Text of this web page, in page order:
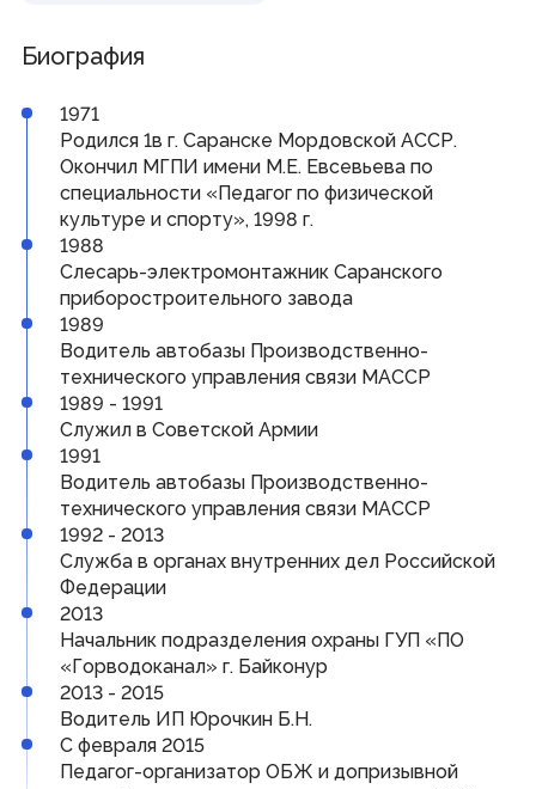
Почетная Грамота Государственного Собрания
Благодарность Председателя Государственного
Собрания
Знак за заслуги в развитии законодательства и
парламентаризма
Информация
Противодействие коррупции
Кадровое обеспечение
Информационные и аналитические материалы
Доклад о состоянии законодательства
Законодательные органы ПФО
Публичные слушания
Молодежный парламент
Гражданам
Виртуальная приемная
Контакты
Трансляции заседаний
Полезные ресурсы
Органы власти
Федеральные органы государственной власти
Органы государственной власти РМ
Биография
1971
Родился 1в г. Саранске Мордовской АССР.
Окончил МГПИ имени М.Е. Евсевьева по
специальности «Педагог по физической
культуре и спорту», 1998 г.
1988
Слесарь-электромонтажник Саранского
приборостроительного завода
1989
Водитель автобазы Производственно-
технического управления связи МАССР
1989 - 1991
Служил в Советской Армии
1991
Водитель автобазы Производственно-
технического управления связи МАССР
1992 - 2013
Служба в органах внутренних дел Российской
Федерации
2013
Начальник подразделения охраны ГУП «ПО
«Горводоканал» г. Байконур
2013 - 2015
Водитель ИП Юрочкин Б.Н.
С февраля 2015
Педагог-организатор ОБЖ и допризывной